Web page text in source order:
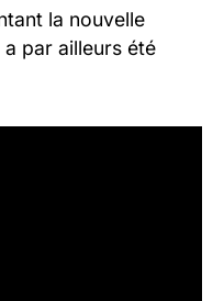
la nouvelle
par ailleurs été